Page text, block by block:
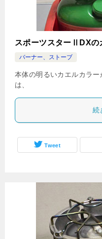
スポーツスターⅡDXの
バーナー、ストーブ
本体の明るいカエルカラ
は、
続
Tweet